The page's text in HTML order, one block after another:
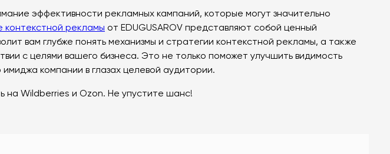
эффективности рекламных кампаний, которые могут значительно
контекстной рекламы от EDUGUSAROV представляют собой ценный
вам глубже понять механизмы и стратегии контекстной рекламы, а также
с целями вашего бизнеса. Это не только поможет улучшить видимость
компании в глазах целевой аудитории.
на Wildberries и Ozon. Не упустите шанс!